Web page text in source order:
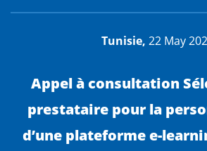
Tunisie, 22 May
Appel à consultation
prestataire pour la
d’une plateforme e-